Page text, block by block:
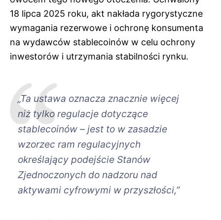
18 lipca 2025 roku, akt nakłada rygorystyczne
wymagania rezerwowe i ochronę konsumenta
na wydawców stablecoinów w celu ochrony
inwestorów i utrzymania stabilności rynku.
„Ta ustawa oznacza znacznie więcej
niż tylko regulacje dotyczące
stablecoinów – jest to w zasadzie
wzorzec ram regulacyjnych
określający podejście Stanów
Zjednoczonych do nadzoru nad
aktywami cyfrowymi w przyszłości,”